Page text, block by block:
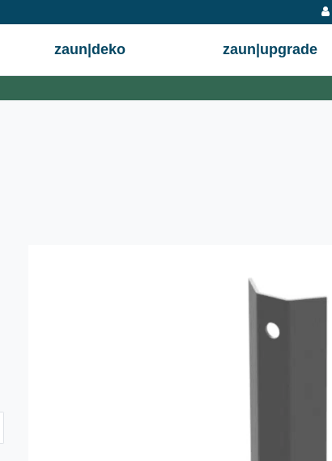
zaun|deko zaun|upgrade